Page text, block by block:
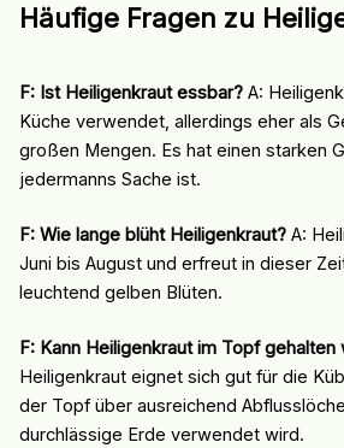
Häufige Fragen zu
F: Ist Heiligenkraut essbar?A:
Küche verwendet, allerdings eher als
großen Mengen. Es hat einen starken
jedermanns Sache ist.
F: Wie lange blüht Heiligenkraut?A:
Juni bis August und erfreut in dieser
leuchtend gelben Blüten.
F: Kann Heiligenkraut im Topf gehalten
Heiligenkraut eignet sich gut für die
der Topf über ausreichend
durchlässige Erde verwendet wird.